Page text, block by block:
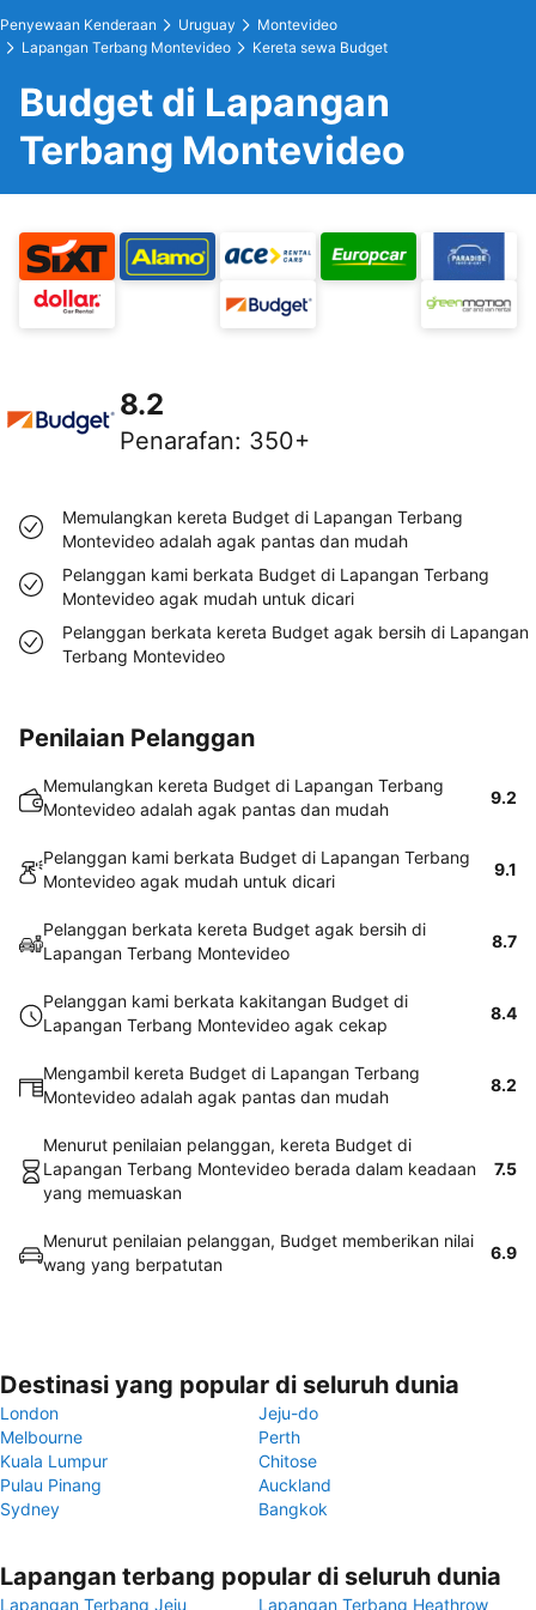
Penyewaan Kenderaan Uruguay
Montevideo
Lapangan Terbang Montevideo
Kereta sewa Budget
Budget di Lapangan
Terbang Montevideo
8.2
Penarafan: 350+
Memulangkan kereta Budget di Lapangan Terbang
Montevideo adalah agak pantas dan mudah
Pelanggan kami berkata Budget di Lapangan Terbang
Montevideo agak mudah untuk dicari
Pelanggan berkata kereta Budget agak bersih di Lapangan
Terbang Montevideo
Penilaian Pelanggan
Memulangkan kereta Budget di Lapangan Terbang
Montevideo adalah agak pantas dan mudah
9.2
Pelanggan kami berkata Budget di Lapangan Terbang
Montevideo agak mudah untuk dicari
9.1
Pelanggan berkata kereta Budget agak bersih di
Lapangan Terbang Montevideo
8.7
Pelanggan kami berkata kakitangan Budget di
Lapangan Terbang Montevideo agak cekap
8.4
Mengambil kereta Budget di Lapangan Terbang
Montevideo adalah agak pantas dan mudah
8.2
Menurut penilaian pelanggan, kereta Budget di
Lapangan Terbang Montevideo berada dalam keadaan
yang memuaskan
7.5
Menurut penilaian pelanggan, Budget memberikan nilai
wang yang berpatutan
6.9
Destinasi yang popular di seluruh dunia
London
Jeju-do
Melbourne
Perth
Kuala Lumpur
Chitose
Pulau Pinang
Auckland
Sydney
Bangkok
Lapangan terbang popular di seluruh dunia
Lapangan Terbang Jeju Lapangan Terbang Heathrow